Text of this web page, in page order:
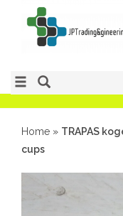
Home » TRAPAS
cups